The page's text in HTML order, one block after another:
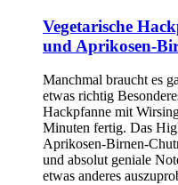
Vegetarische
und Aprikosen-
Manchmal braucht es
etwas richtig
Hackpfanne mit
Minuten fertig. Das
Aprikosen-Birnen-
und absolut geniale
etwas anderes